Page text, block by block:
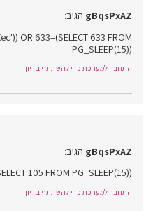
gBqsPxAZ הגיב:
OR 633=(SELECT 633 FROM
PG_SLEEP(15))–
התחבר למערכת כדי להשתתף בדיון
gBqsPxAZ הגיב:
105 FROM PG_SLEEP(15))–
התחבר למערכת כדי להשתתף בדיון